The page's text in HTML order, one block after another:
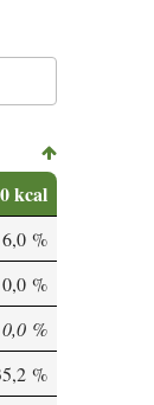
kcal
6,0 %
0,0 %
0,0 %
%